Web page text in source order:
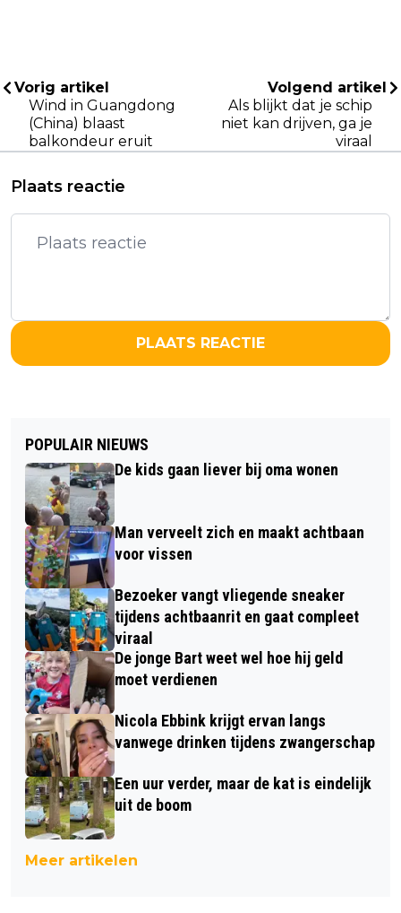
Vorig artikel
Wind in Guangdong
(China) blaast
balkondeur eruit
Volgend artikel
Als blijkt dat je schip
niet kan drijven, ga je
viraal
Plaats reactie
PLAATS REACTIE
POPULAIR NIEUWS
De kids gaan liever bij oma wonen
Man verveelt zich en maakt achtbaan
voor vissen
Bezoeker vangt vliegende sneaker
tijdens achtbaanrit en gaat compleet
viraal
De jonge Bart weet wel hoe hij geld
moet verdienen
Nicola Ebbink krijgt ervan langs
vanwege drinken tijdens zwangerschap
Een uur verder, maar de kat is eindelijk
uit de boom
Meer artikelen